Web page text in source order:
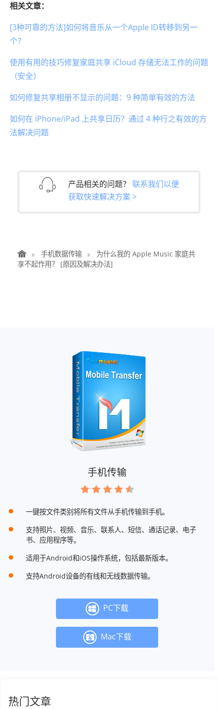
相关文章：
[3种可靠的方法]如何将音乐从一个Apple ID转移到另一
个？
使用有用的技巧修复家庭共享 iCloud 存储无法工作的问题
（安全）
如何修复共享相册不显示的问题：9 种简单有效的方法
如何在 iPhone/iPad 上共享日历？通过 4 种行之有效的方
法解决问题
产品相关的问题？ 联系我们以便
获取快速解决方案 >
手机数据传输
为什么我的 Apple Music 家庭共
享不起作用？ [原因及解决办法]
手机传输
一键按文件类别将所有文件从手机传输到手机。
支持照片、视频、音乐、联系人、短信、通话记录、电子
书、应用程序等。
适用于Android和iOS操作系统，包括最新版本。
支持Android设备的有线和无线数据传输。
PC下载
Mac下载
热门文章